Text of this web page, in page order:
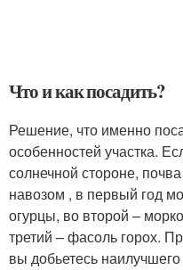
Что и как посадить?
Решение, что именно
особенностей участка.
солнечной стороне,
навозом , в первый год
огурцы, во второй –
третий – фасоль горох.
вы добьетесь наилучшего